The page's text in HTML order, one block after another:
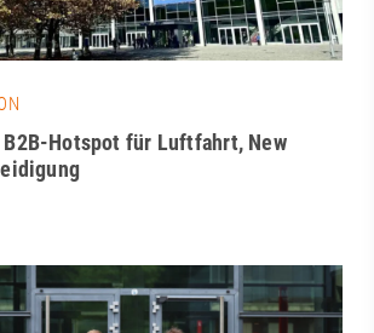
B2B-Hotspot für Luftfahrt, New